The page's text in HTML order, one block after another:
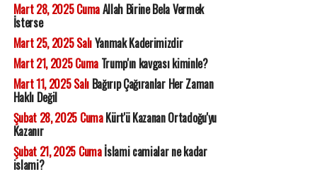
Mart 28, 2025 CumaAllah Birine Bela Vermek
İsterse
Mart 25, 2025 SalıYanmak Kaderimizdir
Mart 21, 2025 CumaTrump'ın kavgası kiminle?
Mart 11, 2025 SalıBağırıp Çağıranlar Her Zaman
Haklı Değil
Şubat 28, 2025 CumaKürt'ü Kazanan Ortadoğu'yu
Kazanır
Şubat 21, 2025 Cumaİslami camialar ne kadar
islami?